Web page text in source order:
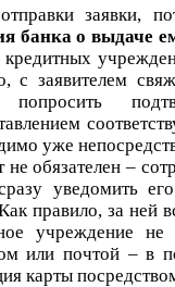
заявки,
банка о выдаче
с заявителем
попросить
уже
не обязателен –
уведомить
правило, за ней
учреждение не
или почтой – в
карты